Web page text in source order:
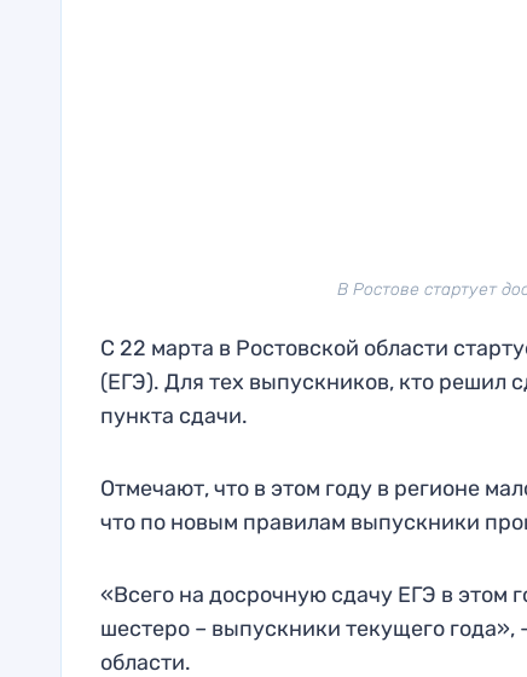
В Ростове стартует
С 22 марта в Ростовской области
(ЕГЭ). Для тех выпускников, кто решил
пункта сдачи.
Отмечают, что в этом году в регионе
что по новым правилам выпускники
«Всего на досрочную сдачу ЕГЭ в этом
шестеро – выпускники текущего года»,
области.